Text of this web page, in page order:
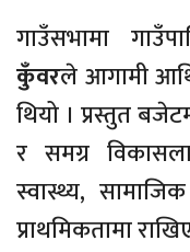
गाउँसभामा
कुँवरले आगामी
थियो । प्रस्तुत
र समग्र
स्वास्थ्य,
प्राथमिकतामा